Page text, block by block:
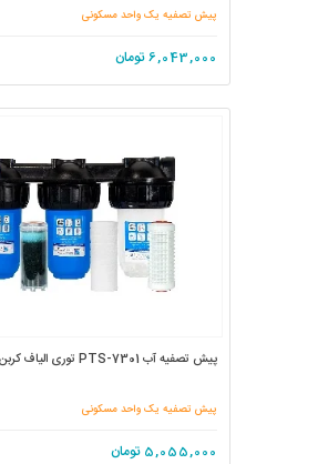
پیش تصفیه یک واحد مسکونی
6,043,000تومان
پیش تصفیه آب PTS-7301 توری الیاف کربن
پیش تصفیه یک واحد مسکونی
5,055,000 تومان